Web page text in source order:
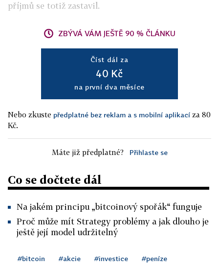
příjmů se totiž zastavil.
ZBÝVÁ VÁM JEŠTĚ 90 % ČLÁNKU
Číst dál za
40 Kč
na první dva měsíce
Nebo zkuste předplatné bez reklam a s mobilní aplikací za 80
Kč.
Máte již předplatné? Přihlaste se
Co se dočtete dál
Na jakém principu „bitcoinový spořák“ funguje
Proč může mít Strategy problémy a jak dlouho je
ještě její model udržitelný
#bitcoin #akcie #investice #peníze